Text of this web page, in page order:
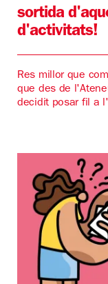
sortida
d'activitats!
Res millor que
que des de
decidit posar fil a